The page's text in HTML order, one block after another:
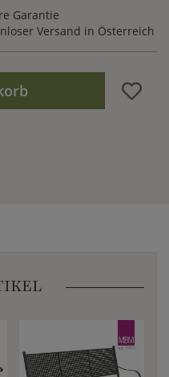
Garantie
Versand in Österreich